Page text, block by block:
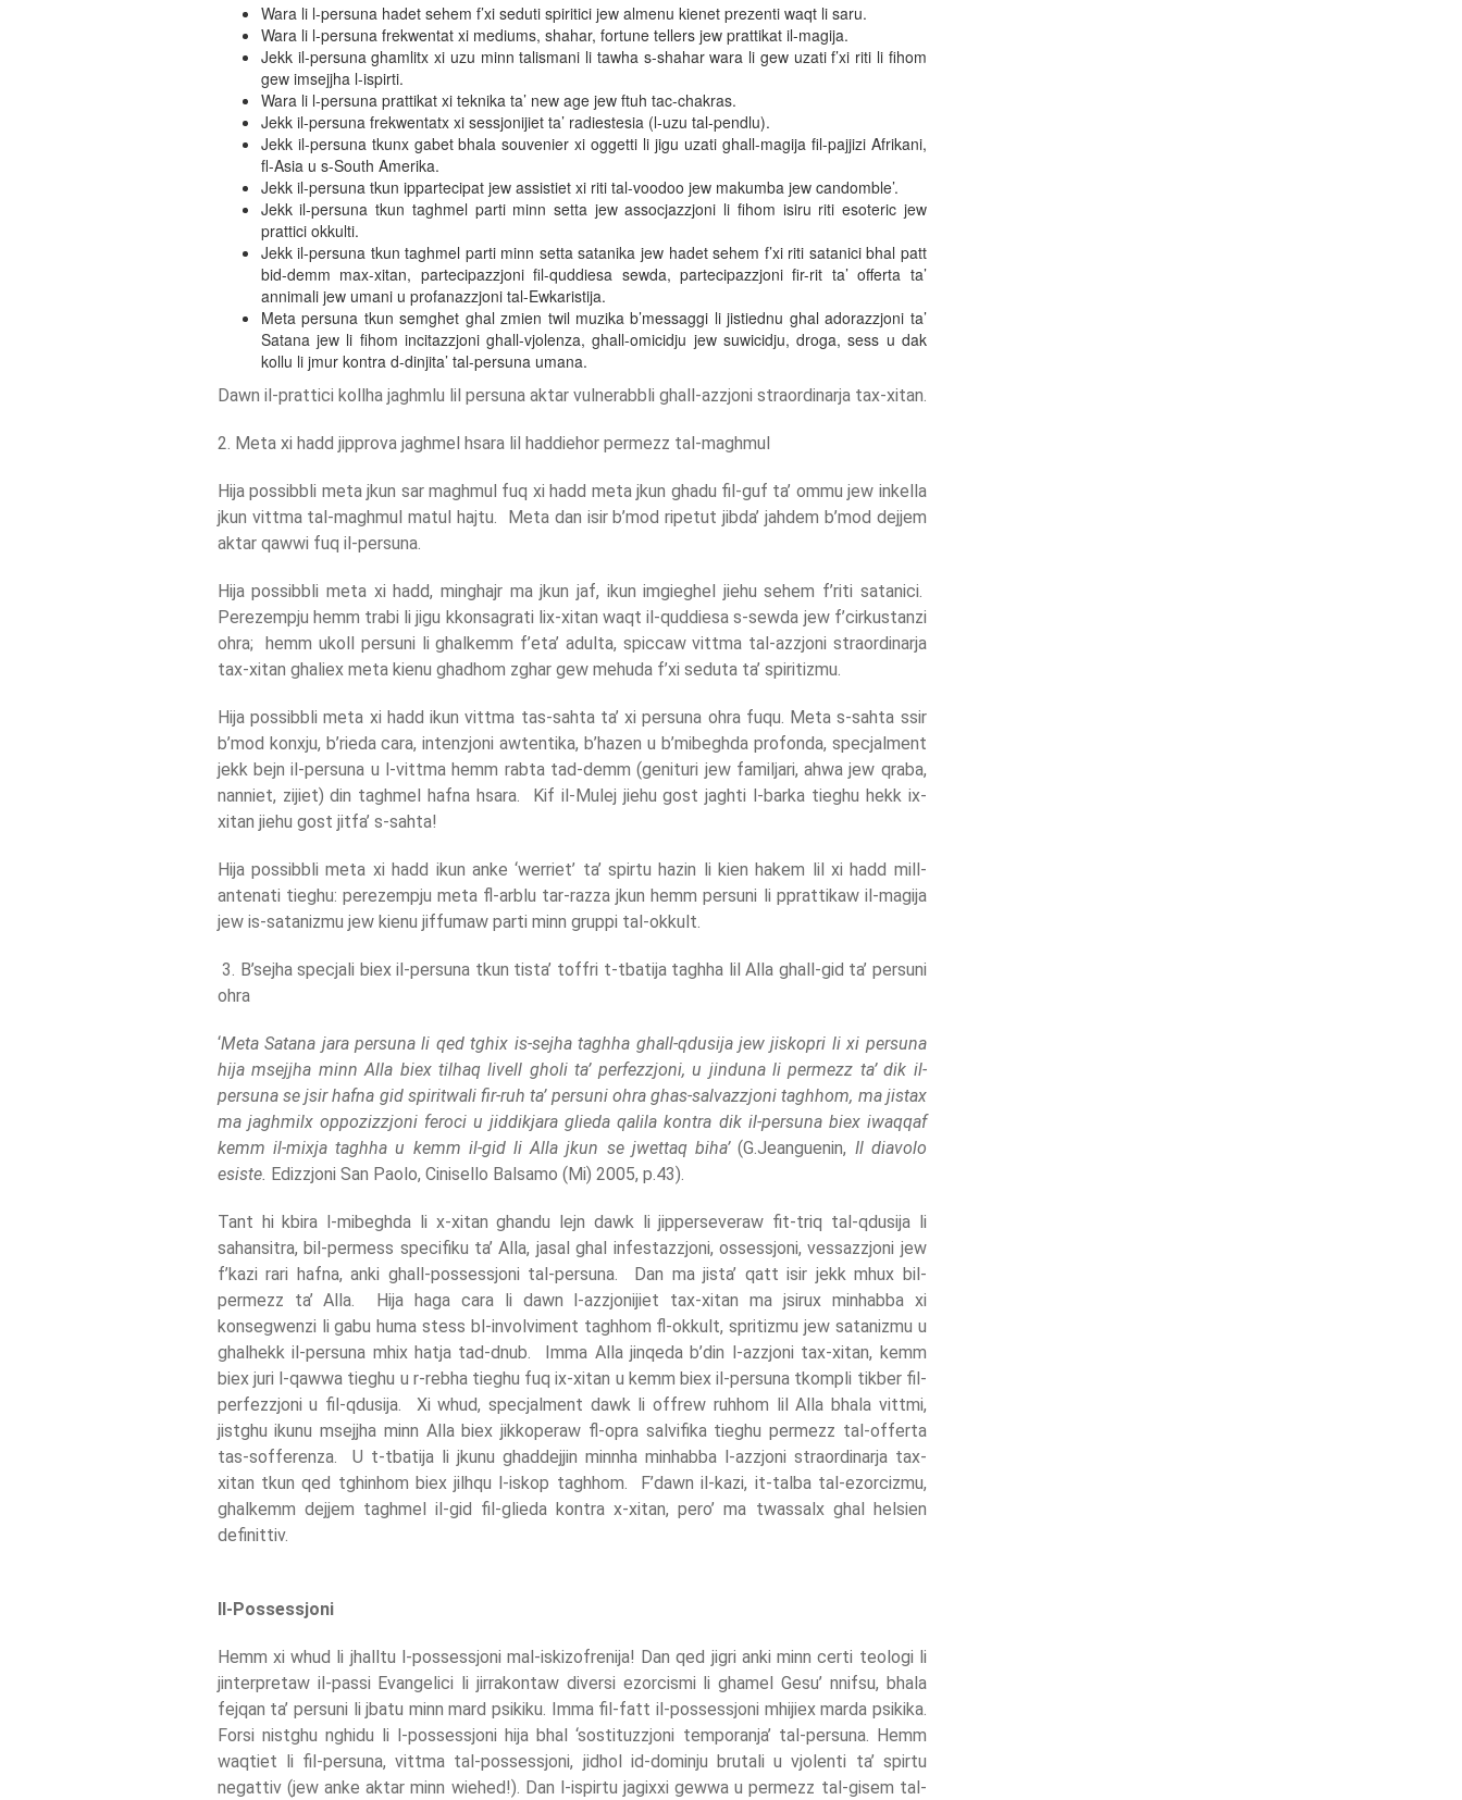
Wara li l-persuna hadet sehem f’xi seduti spiritici jew almenu kienet prezenti waqt li saru.
Wara li l-persuna frekwentat xi mediums, shahar, fortune tellers jew prattikat il-magija.
Jekk il-persuna ghamlitx xi uzu minn talismani li tawha s-shahar wara li gew uzati f’xi riti li fihom
gew imsejjha l-ispirti.
Wara li l-persuna prattikat xi teknika ta’ new age jew ftuh tac-chakras.
Jekk il-persuna frekwentatx xi sessjonijiet ta’ radiestesia (l-uzu tal-pendlu).
Jekk il-persuna tkunx gabet bhala souvenier xi oggetti li jigu uzati ghall-magija fil-pajjizi Afrikani,
fl-Asia u s-South Amerika.
Jekk il-persuna tkun ippartecipat jew assistiet xi riti tal-voodoo jew makumba jew candomble’.
Jekk il-persuna tkun taghmel parti minn setta jew assocjazzjoni li fihom isiru riti esoteric jew
prattici okkulti.
Jekk il-persuna tkun taghmel parti minn setta satanika jew hadet sehem f’xi riti satanici bhal patt
bid-demm max-xitan, partecipazzjoni fil-quddiesa sewda, partecipazzjoni fir-rit ta’ offerta ta’
annimali jew umani u profanazzjoni tal-Ewkaristija.
Meta persuna tkun semghet ghal zmien twil muzika b’messaggi li jistiednu ghal adorazzjoni ta’
Satana jew li fihom incitazzjoni ghall-vjolenza, ghall-omicidju jew suwicidju, droga, sess u dak
kollu li jmur kontra d-dinjita’ tal-persuna umana.
Dawn il-prattici kollha jaghmlu lil persuna aktar vulnerabbli ghall-azzjoni straordinarja tax-xitan.
2. Meta xi hadd jipprova jaghmel hsara lil haddiehor permezz tal-maghmul
Hija possibbli meta jkun sar maghmul fuq xi hadd meta jkun ghadu fil-guf ta’ ommu jew inkella
jkun vittma tal-maghmul matul hajtu. Meta dan isir b’mod ripetut jibda’ jahdem b’mod dejjem
aktar qawwi fuq il-persuna.
Hija possibbli meta xi hadd, minghajr ma jkun jaf, ikun imgieghel jiehu sehem f’riti satanici.
Perezempju hemm trabi li jigu kkonsagrati lix-xitan waqt il-quddiesa s-sewda jew f’cirkustanzi
ohra; hemm ukoll persuni li ghalkemm f’eta’ adulta, spiccaw vittma tal-azzjoni straordinarja
tax-xitan ghaliex meta kienu ghadhom zghar gew mehuda f’xi seduta ta’ spiritizmu.
Hija possibbli meta xi hadd ikun vittma tas-sahta ta’ xi persuna ohra fuqu. Meta s-sahta ssir
b’mod konxju, b’rieda cara, intenzjoni awtentika, b’hazen u b’mibeghda profonda, specjalment
jekk bejn il-persuna u l-vittma hemm rabta tad-demm (genituri jew familjari, ahwa jew qraba,
nanniet, zijiet) din taghmel hafna hsara. Kif il-Mulej jiehu gost jaghti l-barka tieghu hekk ix-
xitan jiehu gost jitfa’ s-sahta!
Hija possibbli meta xi hadd ikun anke ‘werriet’ ta’ spirtu hazin li kien hakem lil xi hadd mill-
antenati tieghu: perezempju meta fl-arblu tar-razza jkun hemm persuni li pprattikaw il-magija
jew is-satanizmu jew kienu jiffumaw parti minn gruppi tal-okkult.
3. B’sejha specjali biex il-persuna tkun tista’ toffri t-tbatija taghha lil Alla ghall-gid ta’ persuni
ohra
‘Meta Satana jara persuna li qed tghix is-sejha taghha ghall-qdusija jew jiskopri li xi persuna
hija msejjha minn Alla biex tilhaq livell gholi ta’ perfezzjoni, u jinduna li permezz ta’ dik il-
persuna se jsir hafna gid spiritwali fir-ruh ta’ persuni ohra ghas-salvazzjoni taghhom, ma jistax
ma jaghmilx oppozizzjoni feroci u jiddikjara glieda qalila kontra dik il-persuna biex iwaqqaf
kemm il-mixja taghha u kemm il-gid li Alla jkun se jwettaq biha’(G.Jeanguenin, Il diavolo
esiste. Edizzjoni San Paolo, Cinisello Balsamo (Mi) 2005, p.43).
Tant hi kbira l-mibeghda li x-xitan ghandu lejn dawk li jipperseveraw fit-triq tal-qdusija li
sahansitra, bil-permess specifiku ta’ Alla, jasal ghal infestazzjoni, ossessjoni, vessazzjoni jew
f’kazi rari hafna, anki ghall-possessjoni tal-persuna. Dan ma jista’ qatt isir jekk mhux bil-
permezz ta’ Alla. Hija haga cara li dawn l-azzjonijiet tax-xitan ma jsirux minhabba xi
konsegwenzi li gabu huma stess bl-involviment taghhom fl-okkult, spritizmu jew satanizmu u
ghalhekk il-persuna mhix hatja tad-dnub. Imma Alla jinqeda b’din l-azzjoni tax-xitan, kemm
biex juri l-qawwa tieghu u r-rebha tieghu fuq ix-xitan u kemm biex il-persuna tkompli tikber fil-
perfezzjoni u fil-qdusija. Xi whud, specjalment dawk li offrew ruhhom lil Alla bhala vittmi,
jistghu ikunu msejjha minn Alla biex jikkoperaw fl-opra salvifika tieghu permezz tal-offerta
tas-sofferenza. U t-tbatija li jkunu ghaddejjin minnha minhabba l-azzjoni straordinarja tax-
xitan tkun qed tghinhom biex jilhqu l-iskop taghhom. F’dawn il-kazi, it-talba tal-ezorcizmu,
ghalkemm dejjem taghmel il-gid fil-glieda kontra x-xitan, pero’ ma twassalx ghal helsien
definittiv.
Il-Possessjoni
Hemm xi whud li jhalltu l-possessjoni mal-iskizofrenija! Dan qed jigri anki minn certi teologi li
jinterpretaw il-passi Evangelici li jirrakontaw diversi ezorcismi li ghamel Gesu’ nnifsu, bhala
fejqan ta’ persuni li jbatu minn mard psikiku. Imma fil-fatt il-possessjoni mhijiex marda psikika.
Forsi nistghu nghidu li l-possessjoni hija bhal ‘sostituzzjoni temporanja’ tal-persuna. Hemm
waqtiet li fil-persuna, vittma tal-possessjoni, jidhol id-dominju brutali u vjolenti ta’ spirtu
negattiv (jew anke aktar minn wiehed!). Dan l-ispirtu jagixxi gewwa u permezz tal-gisem tal-